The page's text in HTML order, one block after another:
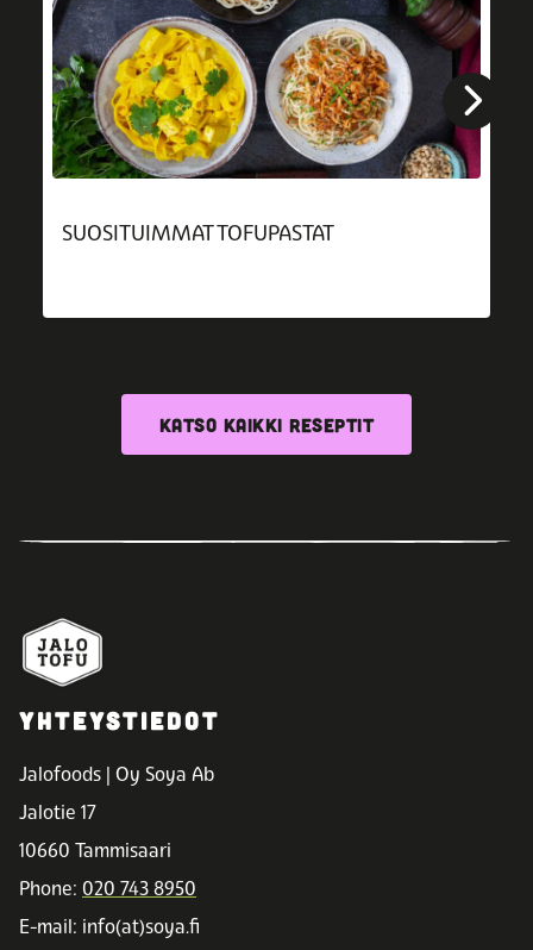
SUOSITUIMMAT TOFUPASTAT
KATSO KAIKKI RESEPTIT
YHTEYSTIEDOT
Jalofoods | Oy Soya Ab
Jalotie 17
10660 Tammisaari
Phone: 020 743 8950
E-mail: info(at)soya.fi